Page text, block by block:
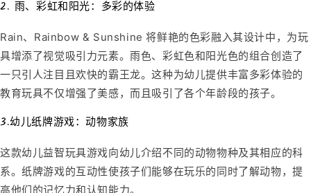
2. 雨、彩虹和阳光：多彩的体验
Rain、Rainbow & Sunshine 将鲜艳的色彩融入其设计中，为玩
具增添了视觉吸引力元素。雨色、彩虹色和阳光色的组合创造了
一只引人注目且欢快的霸王龙。这种为幼儿提供丰富多彩体验的
教育玩具不仅增强了美感，而且吸引了各个年龄段的孩子。
3.幼儿纸牌游戏：动物家族
这款幼儿益智玩具游戏向幼儿介绍不同的动物物种及其相应的科
系。纸牌游戏的互动性使孩子们能够在玩乐的同时了解动物，提
高他们的记忆力和认知能力。